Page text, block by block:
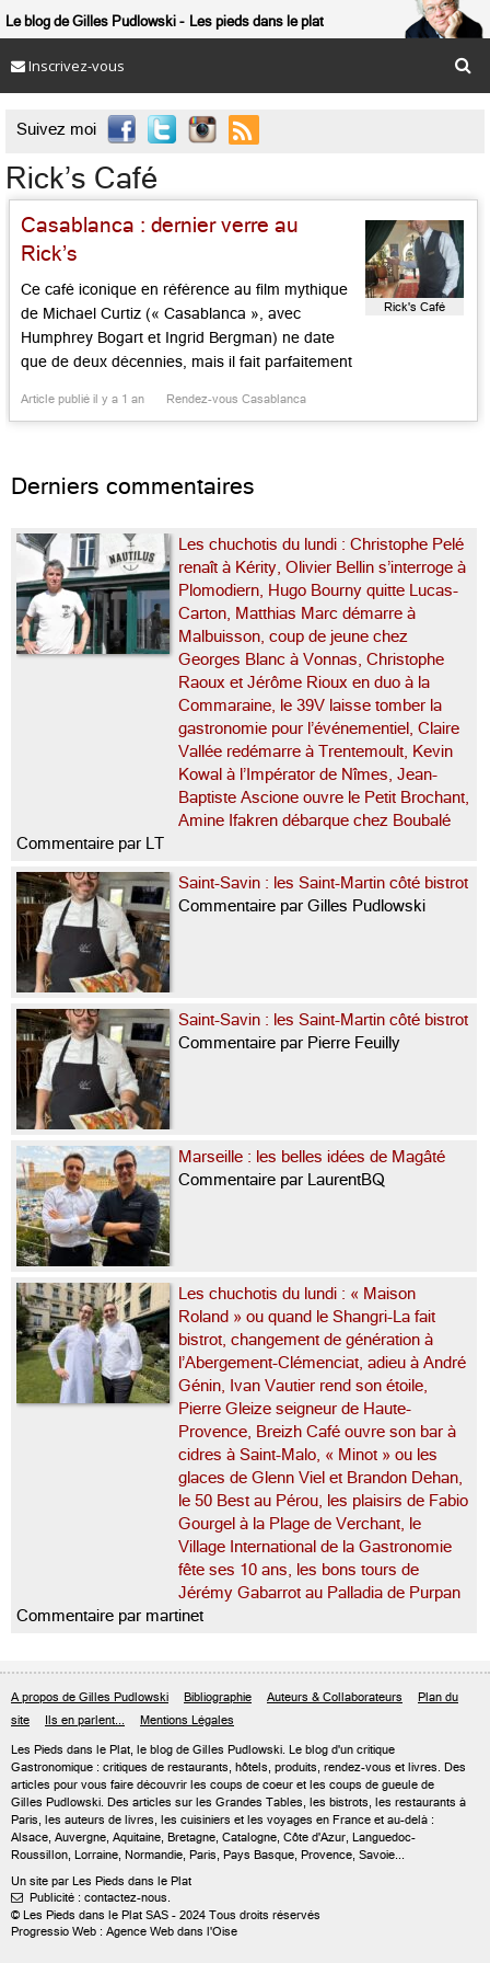
Le blog de Gilles Pudlowski Les pieds dans le plat
Inscrivez-vous
Suivez moi 
Rick’s Café
Casablanca : dernier verre au
Rick’s
Ce café iconique en référence au film mythique
de Michael Curtiz (« Casablanca », avec
Humphrey Bogart et Ingrid Bergman) ne date
que de deux décennies, mais il fait parfaitement
ancienne conseillère commerciale au consulat
datant […]...
Article publié il y a 1 an Rendez-vous Casablanca
Rick's Café
Derniers commentaires
Les chuchotis du lundi : Christophe Pelé
renaît à Kérity, Olivier Bellin s’interroge à
Plomodiern, Hugo Bourny quitte Lucas-
Carton, Matthias Marc démarre à
Malbuisson, coup de jeune chez
Georges Blanc à Vonnas, Christophe
Raoux et Jérôme Rioux en duo à la
Commaraine, le 39V laisse tomber la
gastronomie pour l’événementiel, Claire
Vallée redémarre à Trentemoult, Kevin
Kowal à l’Impérator de Nîmes, Jean-
Baptiste Ascione ouvre le Petit Brochant,
Amine Ifakren débarque chez Boubalé
Commentaire par LT
Saint-Savin : les Saint-Martin côté bistrot
Commentaire par Gilles Pudlowski
Saint-Savin : les Saint-Martin côté bistrot
Commentaire par Pierre Feuilly
Marseille : les belles idées de Magâté
Commentaire par LaurentBQ
Les chuchotis du lundi : « Maison
Roland » ou quand le Shangri-La fait
bistrot, changement de génération à
l’Abergement-Clémenciat, adieu à André
Génin, Ivan Vautier rend son étoile,
Pierre Gleize seigneur de Haute-
Provence, Breizh Café ouvre son bar à
cidres à Saint-Malo, « Minot » ou les
glaces de Glenn Viel et Brandon Dehan,
le 50 Best au Pérou, les plaisirs de Fabio
Gourgel à la Plage de Verchant, le
Village International de la Gastronomie
fête ses 10 ans, les bons tours de
Jérémy Gabarrot au Palladia de Purpan
Commentaire par martinet
A propos de Gilles Pudlowski Bibliographie Auteurs & Collaborateurs
Plan du
site
Ils en parlent... Mentions Légales
Les Pieds dans le Plat, le blog de Gilles Pudlowski. Le blog d'un critique
Gastronomique : critiques de restaurants, hôtels, produits, rendez-vous et livres. Des
articles pour vous faire découvrir les coups de coeur et les coups de gueule de
Gilles Pudlowski. Des articles sur les Grandes Tables, les bistrots, les restaurants à
Paris, les auteurs de livres, les cuisiniers et les voyages en France et au-delà :
Alsace, Auvergne, Aquitaine, Bretagne, Catalogne, Côte d'Azur, Languedoc-
Roussillon, Lorraine, Normandie, Paris, Pays Basque, Provence, Savoie...
Un site par Les Pieds dans le Plat
 Publicité : contactez-nous.
© Les Pieds dans le Plat SAS - 2024 Tous droits réservés
Progressio Web : Agence Web dans l'Oise